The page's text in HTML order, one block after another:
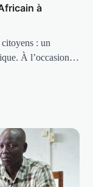
à
: un
À l’occasion…